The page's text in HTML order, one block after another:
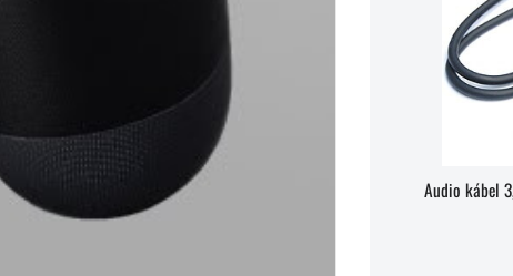
Audio kábel